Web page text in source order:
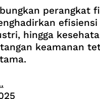
perangkat
efisiensi
hingga
keamanan